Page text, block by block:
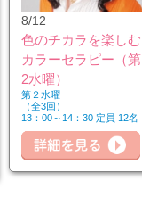
8/12
色のチカラを楽しむ
カラーセラピー（第
2水曜）
第２水曜
（全3回）
13：00～14：30 定員 12名
詳細を見る